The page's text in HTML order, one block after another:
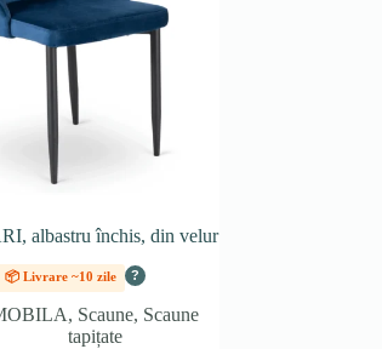
albastru închis, din velur
📦 Livrare ~10 zile ?
, Scaune, Scaune
tapițate